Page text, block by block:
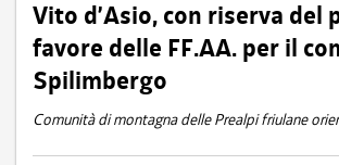
Vito d’Asio, con riserva del
favore delle FF.AA. per il
Spilimbergo
Comunità di montagna delle Prealpi friulane